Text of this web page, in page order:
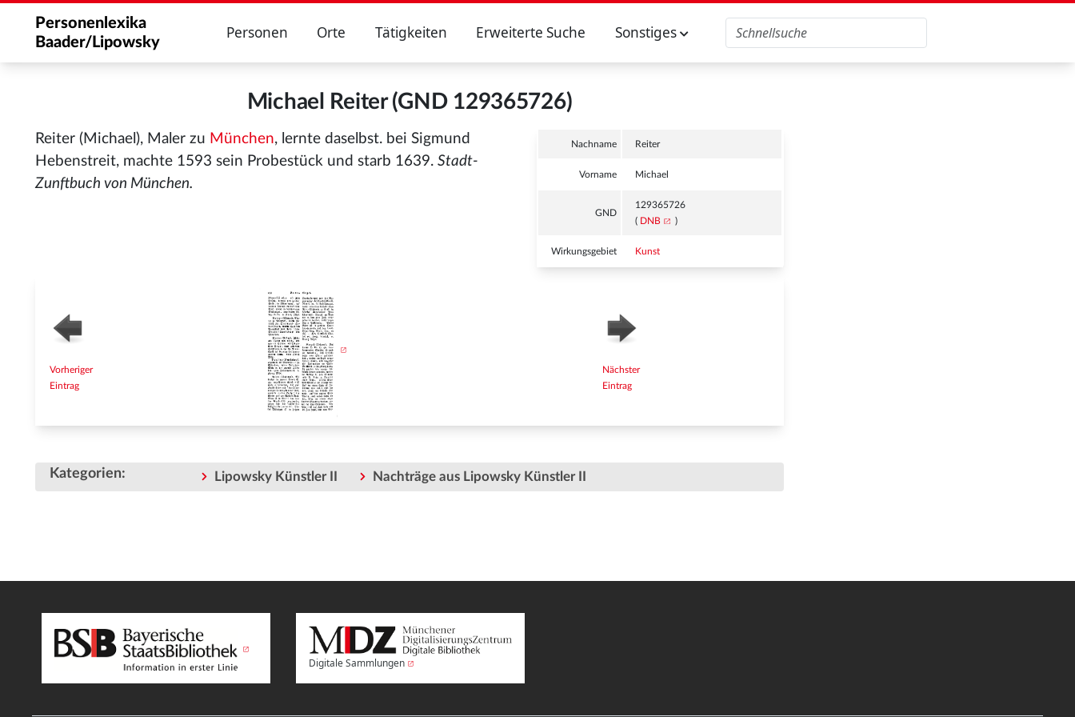
Personenlexika
Baader/Lipowsky
Personen Orte Tätigkeiten Erweiterte Suche Sonstiges
Michael Reiter (GND 129365726)
Nachname Reiter
Vorname Michael
GND
129365726
( DNB )
Wirkungsgebiet Kunst
Reiter (Michael), Maler zu München, lernte daselbst. bei Sigmund
Hebenstreit, machte 1593 sein Probestück und starb 1639. Stadt-
Zunftbuch von München.
Vorheriger
Eintrag
Nächster
Eintrag
Kategorien: Lipowsky Künstler II Nachträge aus Lipowsky Künstler II
Digitale Sammlungen